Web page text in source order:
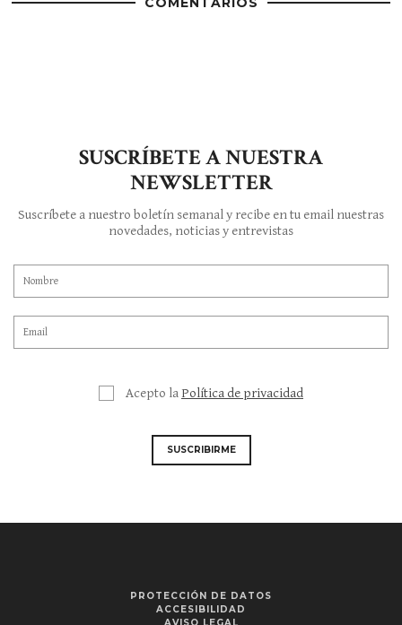
SUSCRÍBETE A NUESTRA
NEWSLETTER
Suscríbete a nuestro boletín semanal y recibe en tu email nuestras
novedades, noticias y entrevistas
Acepto la Política de privacidad
SUSCRIBIRME
PROTECCIÓN DE DATOS
ACCESIBILIDAD
AVISO LEGAL